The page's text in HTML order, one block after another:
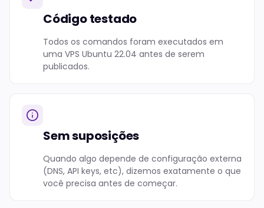
Código testado
Todos os comandos foram executados em
uma VPS Ubuntu 22.04 antes de serem
publicados.
Sem suposições
Quando algo depende de configuração externa
(DNS, API keys, etc), dizemos exatamente o que
você precisa antes de começar.